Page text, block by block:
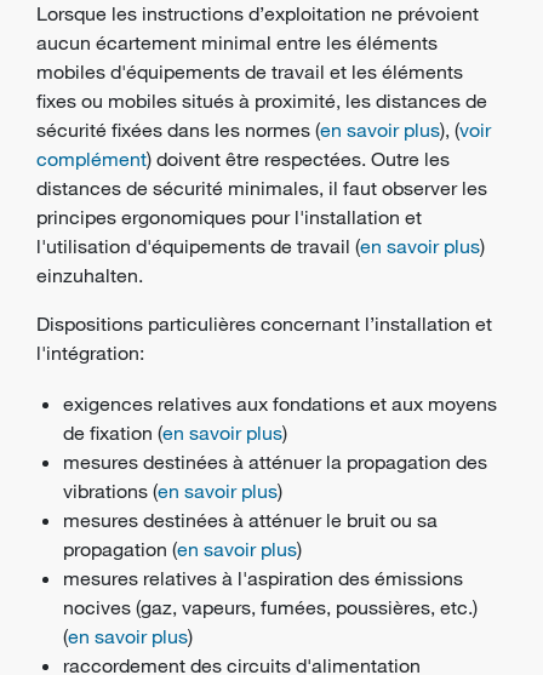
Lorsque les instructions d’exploitation ne prévoient
aucun écartement minimal entre les éléments
mobiles d'équipements de travail et les éléments
fixes ou mobiles situés à proximité, les distances de
sécurité fixées dans les normes (en savoir plus), (voir
complément) doivent être respectées. Outre les
distances de sécurité minimales, il faut observer les
principes ergonomiques pour l'installation et
l'utilisation d'équipements de travail (en savoir plus)
einzuhalten.
Dispositions particulières concernant l’installation et
l'intégration:
exigences relatives aux fondations et aux moyens
de fixation (en savoir plus)
mesures destinées à atténuer la propagation des
vibrations (en savoir plus)
mesures destinées à atténuer le bruit ou sa
propagation (en savoir plus)
mesures relatives à l'aspiration des émissions
nocives (gaz, vapeurs, fumées, poussières, etc.)
(en savoir plus)
raccordement des circuits d'alimentation